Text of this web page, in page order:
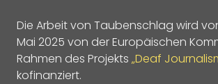
Die Arbeit von Taubenschlag wird
Mai 2025 von der Europäischen
Rahmen des Projekts „Deaf
kofinanziert.